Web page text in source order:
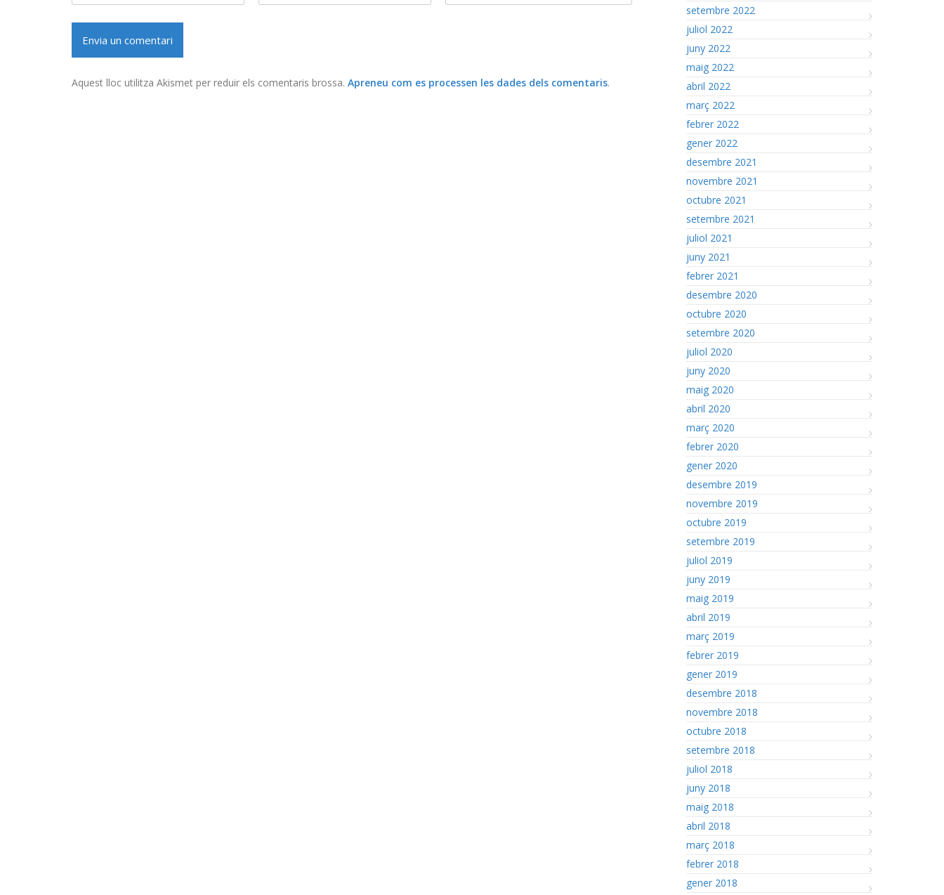
Aquest lloc utilitza Akismet per reduir els comentaris brossa. Apreneu com es processen les dades dels comentaris.
setembre 2022
juliol 2022
juny 2022
maig 2022
abril 2022
març 2022
febrer 2022
gener 2022
desembre 2021
novembre 2021
octubre 2021
setembre 2021
juliol 2021
juny 2021
febrer 2021
desembre 2020
octubre 2020
setembre 2020
juliol 2020
juny 2020
maig 2020
abril 2020
març 2020
febrer 2020
gener 2020
desembre 2019
novembre 2019
octubre 2019
setembre 2019
juliol 2019
juny 2019
maig 2019
abril 2019
març 2019
febrer 2019
gener 2019
desembre 2018
novembre 2018
octubre 2018
setembre 2018
juliol 2018
juny 2018
maig 2018
abril 2018
març 2018
febrer 2018
gener 2018